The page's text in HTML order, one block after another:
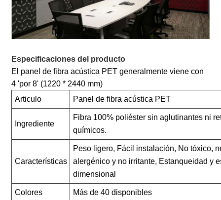
Especificaciones del producto
El panel de fibra acústica PET generalmente viene con
4 'por 8' (1220 * 2440 mm)
Articulo
Panel de fibra acústica PET
Ingrediente
Fibra 100% poliéster sin aglutinantes ni
químicos.
Características
Peso ligero, Fácil instalación, No tóxico,
alergénico y no irritante, Estanqueidad y
dimensional
Colores Más de 40 disponibles